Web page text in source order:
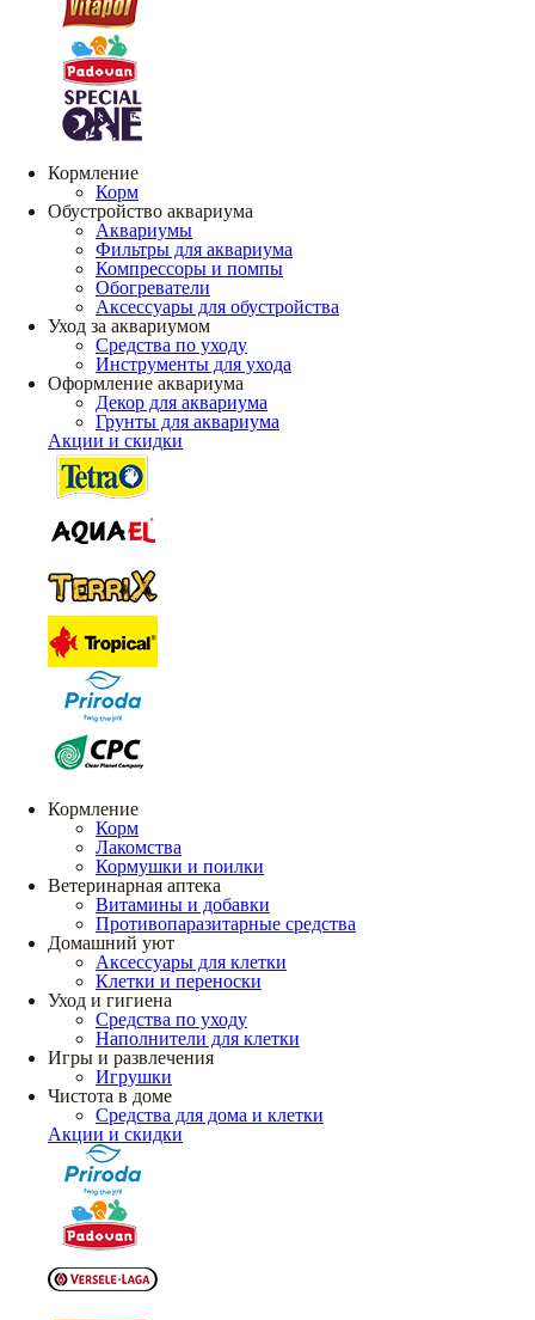
Кормление
Корм
Обустройство аквариума
Аквариумы
Фильтры для аквариума
Компрессоры и помпы
Обогреватели
Аксессуары для обустройства
Уход за аквариумом
Средства по уходу
Инструменты для ухода
Оформление аквариума
Декор для аквариума
Грунты для аквариума
Акции и скидки
Кормление
Корм
Лакомства
Кормушки и поилки
Ветеринарная аптека
Витамины и добавки
Противопаразитарные средства
Домашний уют
Аксессуары для клетки
Клетки и переноски
Уход и гигиена
Средства по уходу
Наполнители для клетки
Игры и развлечения
Игрушки
Чистота в доме
Средства для дома и клетки
Акции и скидки